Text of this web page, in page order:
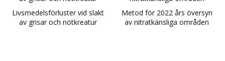
Livsmedelsförluster vid slakt
av grisar och nötkreatur
Metod för 2022 års översyn
av nitratkänsliga områden